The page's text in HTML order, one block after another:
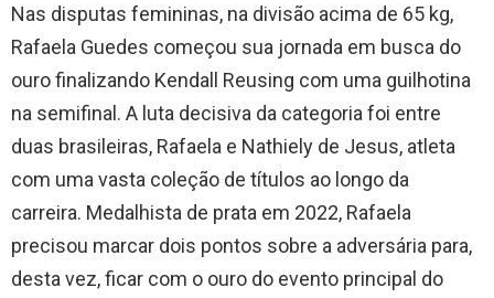
Nas disputas femininas, na divisão acima de 65 kg,
Rafaela Guedes começou sua jornada em busca do
ouro finalizando Kendall Reusing com uma guilhotina
na semifinal. A luta decisiva da categoria foi entre
duas brasileiras, Rafaela e Nathiely de Jesus, atleta
com uma vasta coleção de títulos ao longo da
carreira. Medalhista de prata em 2022, Rafaela
precisou marcar dois pontos sobre a adversária para,
desta vez, ficar com o ouro do evento principal do